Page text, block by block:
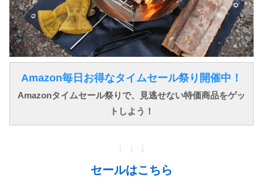
Amazon毎日お得なタイムセール祭り開催中！
Amazonタイムセール祭りで、見逃せない特価商品をゲッ
トしよう！
↓ ↓ ↓
セールはこちら